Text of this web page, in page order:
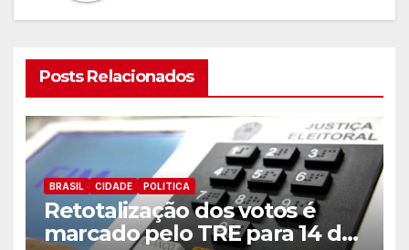
Posts Relacionados
BRASIL CIDADE POLITICA
Retotalização dos votos é
marcado pelo TRE para 14 de